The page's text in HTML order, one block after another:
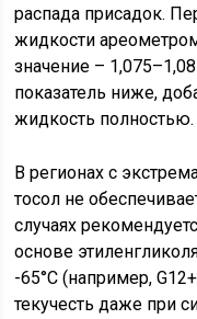
распада присадок.
жидкости
значение –
показатель ниже,
жидкость полностью.
В регионах с
тосол не
случаях
основе
-65°C (например,
текучесть даже при